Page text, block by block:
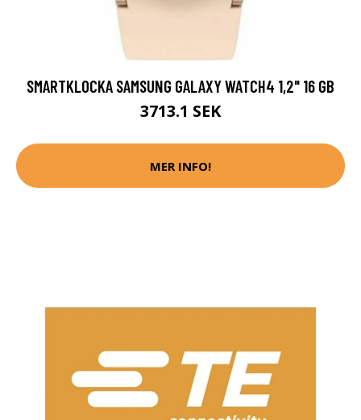
SMARTKLOCKA SAMSUNG GALAXY WATCH4 1,2" 16 GB
3713.1 SEK
MER INFO!